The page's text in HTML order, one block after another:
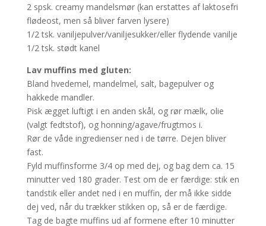
2 spsk. creamy mandelsmør (kan erstattes af laktosefri
flødeost, men så bliver farven lysere)
1/2 tsk. vaniljepulver/vaniljesukker/eller flydende vanilje
1/2 tsk. stødt kanel
Lav muffins med gluten:
Bland hvedemel, mandelmel, salt, bagepulver og
hakkede mandler.
Pisk ægget luftigt i en anden skål, og rør mælk, olie
(valgt fedtstof), og honning/agave/frugtmos i.
Rør de våde ingredienser ned i de tørre. Dejen bliver
fast.
Fyld muffinsforme 3/4 op med dej, og bag dem ca. 15
minutter ved 180 grader. Test om de er færdige: stik en
tandstik eller andet ned i en muffin, der må ikke sidde
dej ved, når du trækker stikken op, så er de færdige.
Tag de bagte muffins ud af formene efter 10 minutter